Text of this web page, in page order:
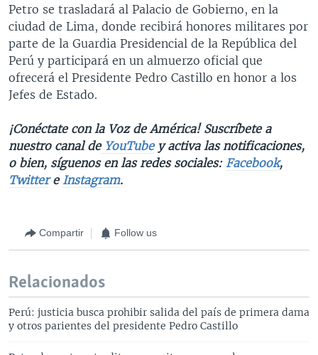
Petro se trasladará al Palacio de Gobierno, en la
ciudad de Lima, donde recibirá honores militares por
parte de la Guardia Presidencial de la República del
Perú y participará en un almuerzo oficial que
ofrecerá el Presidente Pedro Castillo en honor a los
Jefes de Estado.
¡Conéctate con la Voz de América! Suscríbete a
nuestro canal deYouTubey activa las notificaciones,
o bien, síguenos en las redes sociales: Facebook,
Twittere Instagram.
Compartir Follow us
Relacionados
Perú: justicia busca prohibir salida del país de primera dama
y otros parientes del presidente Pedro Castillo